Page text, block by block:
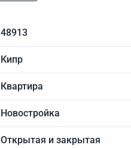
48913
Кипр
Квартира
Новостройка
Открытая и закрытая